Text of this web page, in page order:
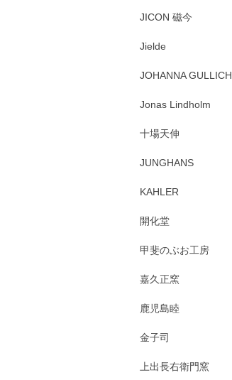
JICON 磁今
Jielde
JOHANNA
Jonas Lindholm
十場天伸
JUNGHANS
KAHLER
開化堂
甲斐のぶお工房
嘉久正窯
鹿児島睦
金子司
上出長右衛門窯